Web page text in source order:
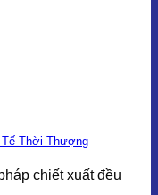
Thời Thượng
chiết xuất đều